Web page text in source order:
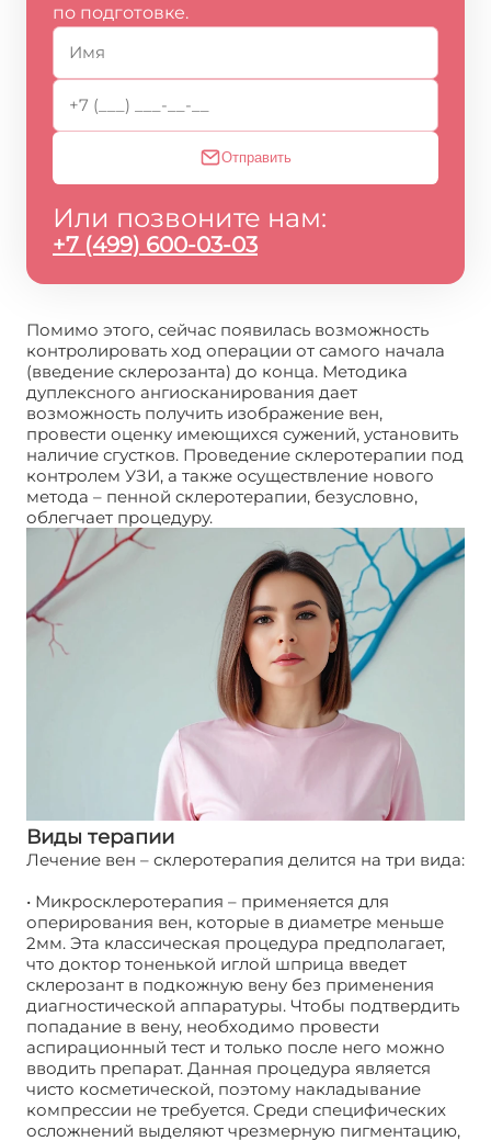
по подготовке.
Отправить
Или позвоните нам:
+7 (499) 600-03-03
Помимо этого, сейчас появилась возможность
контролировать ход операции от самого начала
(введение склерозанта) до конца. Методика
дуплексного ангиосканирования дает
возможность получить изображение вен,
провести оценку имеющихся сужений, установить
наличие сгустков. Проведение склеротерапии под
контролем УЗИ, а также осуществление нового
метода – пенной склеротерапии, безусловно,
облегчает процедуру.
Виды терапии
Лечение вен – склеротерапия делится на три вида:
• Микросклеротерапия – применяется для
оперирования вен, которые в диаметре меньше
2мм. Эта классическая процедура предполагает,
что доктор тоненькой иглой шприца введет
склерозант в подкожную вену без применения
диагностической аппаратуры. Чтобы подтвердить
попадание в вену, необходимо провести
аспирационный тест и только после него можно
вводить препарат. Данная процедура является
чисто косметической, поэтому накладывание
компрессии не требуется. Среди специфических
осложнений выделяют чрезмерную пигментацию,